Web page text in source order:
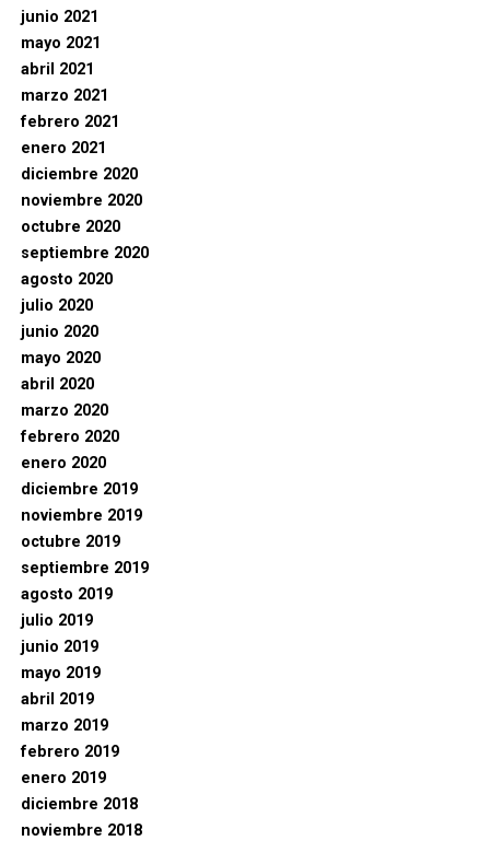
junio 2021
mayo 2021
abril 2021
marzo 2021
febrero 2021
enero 2021
diciembre 2020
noviembre 2020
octubre 2020
septiembre 2020
agosto 2020
julio 2020
junio 2020
mayo 2020
abril 2020
marzo 2020
febrero 2020
enero 2020
diciembre 2019
noviembre 2019
octubre 2019
septiembre 2019
agosto 2019
julio 2019
junio 2019
mayo 2019
abril 2019
marzo 2019
febrero 2019
enero 2019
diciembre 2018
noviembre 2018